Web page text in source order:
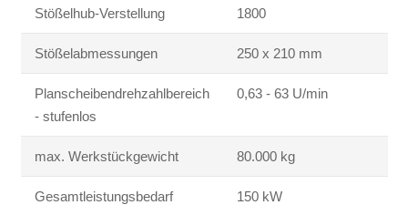
Stößelhub-Verstellung 1800
Stößelabmessungen 250 x 210 mm
Planscheibendrehzahlbereich
- stufenlos
0,63 - 63 U/min
max. Werkstückgewicht 80.000 kg
Gesamtleistungsbedarf 150 kW